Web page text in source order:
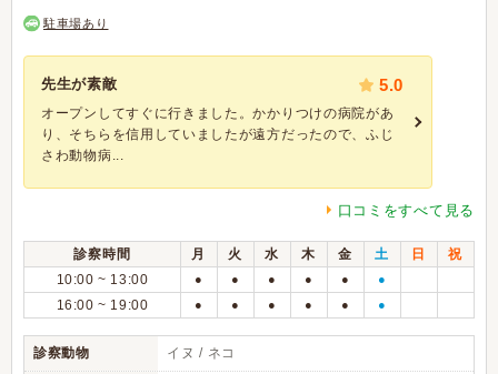
駐車場あり
先生が素敵 5.0
オープンしてすぐに行きました。かかりつけの病院があ
り、そちらを信用していましたが遠方だったので、ふじ
さわ動物病...
口コミをすべて見る
診察時間 月 火 水 木 金 土 日
祝
10:00 ~ 13:00
● ● ● ● ● ●
16:00 ~ 19:00 ● ● ● ● ● ●
診察動物 イヌ / ネコ